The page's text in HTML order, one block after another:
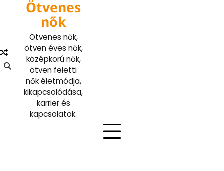
Ötvenes
nők
Ötvenes nők,
ötven éves nők,
középkorú nők,
ötven feletti
nők életmódja,
kikapcsolódása,
karrier és
kapcsolatok.